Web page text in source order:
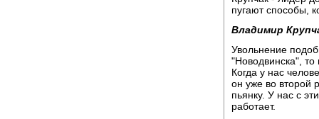
пугают способы,
Владимир
Увольнение
"Новодвинска", то
Когда у нас
он уже во второй
пьянку. У нас с
работает.